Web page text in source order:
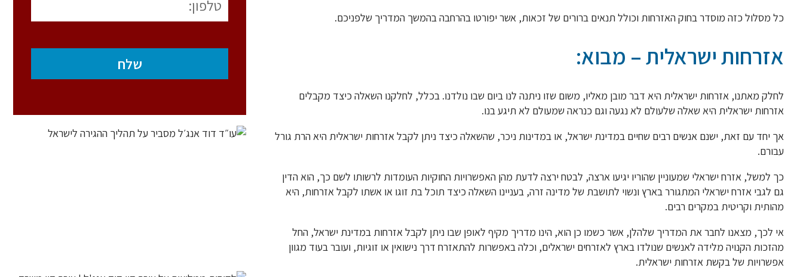
כל מסלול כזה מוסדר בחוק האזרחות וכולל תנאים ברורים של זכאות, אשר יפורטו בהרחבה בהמשך המדריך שלפניכם.
אזרחות ישראלית – מבוא:
לחלק מאתנו, אזרחות ישראלית היא דבר מובן מאליו, משום שזו ניתנה לנו ביום שבו נולדנו. בכלל, לחלקנו השאלה כיצד מקבלים
אזרחות ישראלית היא שאלה שלעולם לא נגעה וגם כנראה שמעולם לא תיגע בנו.
אך יחד עם זאת, ישנם אנשים רבים שחיים במדינת ישראל, או במדינות ניכר, שהשאלה כיצד ניתן לקבל אזרחות ישראלית היא הרת גורל
עבורם.
כך למשל, אזרח ישראלי שמעוניין שהוריו יגיעו ארצה, לבטח ירצה לדעת מהן האפשרויות החוקיות העומדות לרשותו לשם כך, הוא הדין
גם לגבי אזרח ישראלי המתגורר בארץ ונשוי לתושבת של מדינה זרה, בעניינו השאלה כיצד תוכל בת זוגו או אשתו לקבל אזרחות, היא
מהותית וקריטית במקרים רבים.
אי לכך, מצאנו לחבר את המדריך שלהלן, אשר כשמו כן הוא, הינו מדריך מקיף לאופן שבו ניתן לקבל אזרחות במדינת ישראל, החל
מהזכות הקנויה מלידה לאנשים שנולדו בארץ לאזרחים ישראלים, וכלה באפשרות להתאזרח דרך נישואין או זוגיות, ועובר בעוד מגוון
אפשרויות של בקשת אזרחות ישראלית.